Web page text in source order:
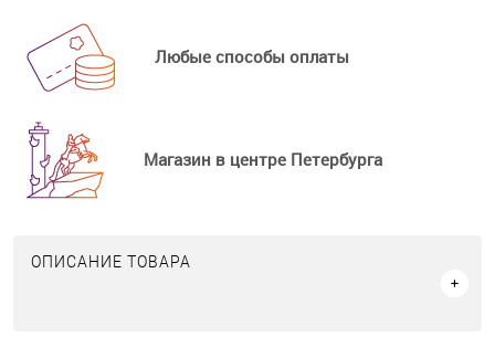
Любые способы оплаты
Магазин в центре Петербурга
ОПИСАНИЕ ТОВАРА